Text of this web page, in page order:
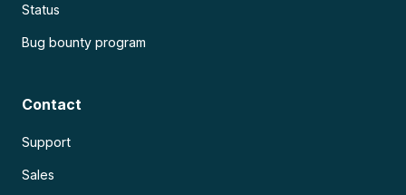
Status
Bug bounty program
Contact
Support
Sales